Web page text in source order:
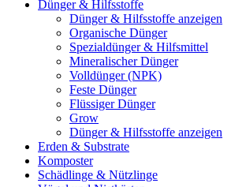
Dünger & Hilfsstoffe
Dünger & Hilfsstoffe anzeigen
Organische Dünger
Spezialdünger & Hilfsmittel
Mineralischer Dünger
Volldünger (NPK)
Feste Dünger
Flüssiger Dünger
Grow
Dünger & Hilfsstoffe anzeigen
Erden & Substrate
Komposter
Schädlinge & Nützlinge